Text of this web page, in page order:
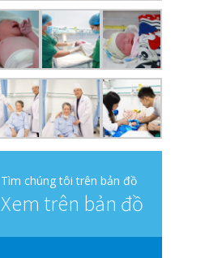
Tìm chúng tôi trên bản đồ
Xem trên bản đồ